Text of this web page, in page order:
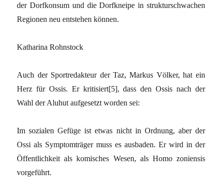
der Dorfkonsum und die Dorfkneipe in strukturschwachen
Regionen neu entstehen können.
Katharina Rohnstock
Auch der Sportredakteur der Taz, Markus Völker, hat ein
Herz für Ossis. Er kritisiert[5], dass den Ossis nach der
Wahl der Aluhut aufgesetzt worden sei:
Im sozialen Gefüge ist etwas nicht in Ordnung, aber der
Ossi als Symptomträger muss es ausbaden. Er wird in der
Öffentlichkeit als komisches Wesen, als Homo zoniensis
vorgeführt.